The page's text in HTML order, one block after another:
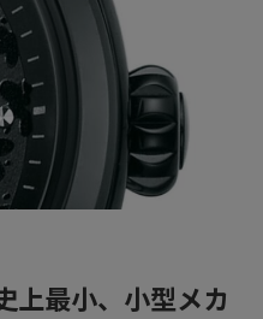
上最小、小型メカ